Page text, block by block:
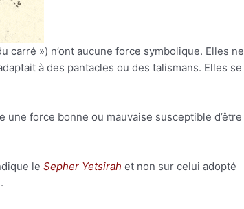
») n’ont aucune force symbolique. Elles ne
à des pantacles ou des talismans. Elles se
une force bonne ou mauvaise susceptible d’être
leSepher Yetsirah et non sur celui adopté